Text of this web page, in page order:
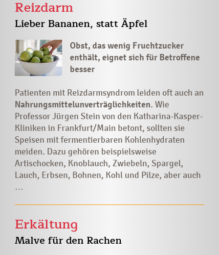
Reizdarm
Lieber Bananen, statt Äpfel
Obst, das wenig Fruchtzucker
enthält, eignet sich für Betroffene
besser
Patienten mit Reizdarmsyndrom leiden oft auch an
Nahrungsmittelunverträglichkeiten. Wie
Professor Jürgen Stein von den Katharina-Kasper-
Kliniken in Frankfurt/Main betont, sollten sie
Speisen mit fermentierbaren Kohlenhydraten
meiden. Dazu gehören beispielsweise
Artischocken, Knoblauch, Zwiebeln, Spargel,
Lauch, Erbsen, Bohnen, Kohl und Pilze, aber auch
…
Erkältung
Malve für den Rachen